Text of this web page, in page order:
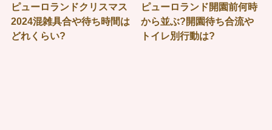
ピューロランドクリスマス
2024混雑具合や待ち時間は
どれくらい?
ピューロランド開園前何時
から並ぶ?開園待ち合流や
トイレ別行動は?